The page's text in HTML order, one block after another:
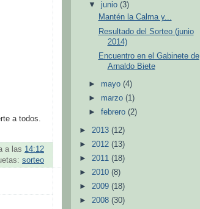
a todos.
a las 14:12
sorteo
▼ junio(3)
Mantén la Calma y...
Resultado del Sorteo (junio
2014)
Encuentro en el Gabinete de
Arnaldo Biete
► mayo(4)
► marzo(1)
►febrero(2)
► 2013 (12)
► 2012 (13)
► 2011 (18)
► 2010 (8)
► 2009 (18)
► 2008 (30)